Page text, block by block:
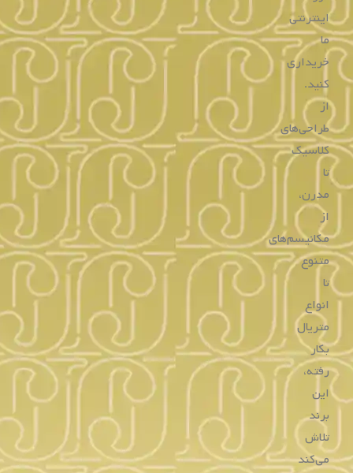
ساعت مردانه همیلتون
H76225151
خرید
ساعت مردانه همیلتون
H76582933
تماس بگیرید
خرید